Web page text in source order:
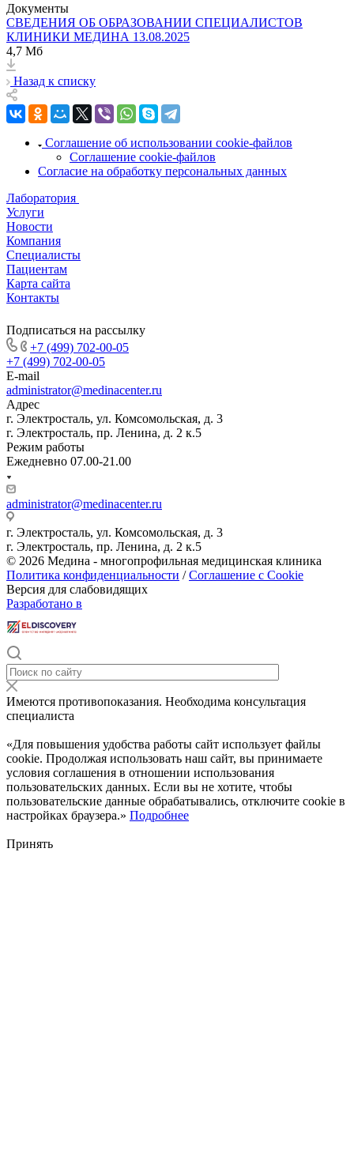
Документы
СВЕДЕНИЯ ОБ ОБРАЗОВАНИИ СПЕЦИАЛИСТОВ
КЛИНИКИ МЕДИНА 13.08.2025
4,7 Мб
Назад к списку
Соглашение об использовании cookie-файлов
Соглашение cookie-файлов
Согласие на обработку персональных данных
Лаборатория
Услуги
Новости
Компания
Специалисты
Пациентам
Карта сайта
Контакты
Подписаться на рассылку
+7 (499) 702-00-05
+7 (499) 702-00-05
E-mail
administrator@medinacenter.ru
Адрес
г. Электросталь, ул. Комсомольская, д. 3
г. Электросталь, пр. Ленина, д. 2 к.5
Режим работы
Ежедневно 07.00-21.00
administrator@medinacenter.ru
г. Электросталь, ул. Комсомольская, д. 3
г. Электросталь, пр. Ленина, д. 2 к.5
© 2026 Медина - многопрофильная медицинская клиника
Политика конфиденциальности /Соглашение с Cookie
Версия для слабовидящих
Разработано в
Имеются противопоказания. Необходима консультация
специалиста
«Для повышения удобства работы сайт использует файлы
cookie. Продолжая использовать наш сайт, вы принимаете
условия соглашения в отношении использования
пользовательских данных. Если вы не хотите, чтобы
пользовательские данные обрабатывались, отключите cookie в
настройках браузера.» Подробнее
Принять